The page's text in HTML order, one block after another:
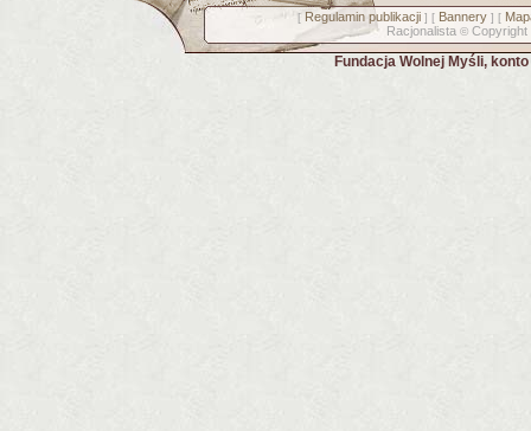
[ Regulamin publikacji] [ Bannery] [
Racjonalista © Copyright
Fundacja Wolnej Myśli,